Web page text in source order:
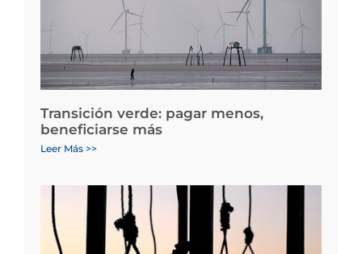
Transición verde: pagar menos,
beneficiarse más
Leer Más >>